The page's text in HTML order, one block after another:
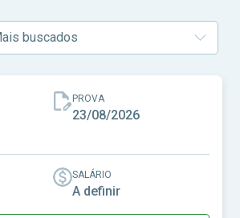
PROVA
23/08/2026
SALÁRIO
A definir